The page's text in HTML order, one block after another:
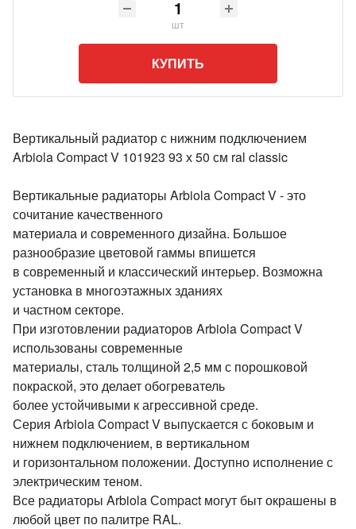
шт
КУПИТЬ
Вертикальный радиатор с нижним подключением
Arbiola Compact V 101923 93 х 50 см ral classic
Вертикальные радиаторы Arbiola Compact V - это
сочитание качественного
материала и современного дизайна. Большое
разнообразие цветовой гаммы впишется
в современный и классический интерьер. Возможна
установка в многоэтажных зданиях
и частном секторе.
При изготовлении радиаторов Arbiola Compact V
использованы современные
материалы, сталь толщиной 2,5 мм с порошковой
покраской, это делает обогреватель
более устойчивыми к агрессивной среде.
Серия Arbiola Compact V выпускается с боковым и
нижнем подключением, в вертикальном
и горизонтальном положении. Доступно исполнение с
электрическим теном.
Все радиаторы Arbiola Сompact могут быт окрашены в
любой цвет по палитре RAL.